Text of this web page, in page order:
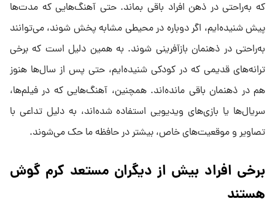
که به‌راحتی در ذهن افراد باقی بماند. حتی آهنگ‌هایی که مدت‌ها
پیش شنیده‌ایم، اگر دوباره در محیطی مشابه پخش شوند، می‌توانند
به‌راحتی در ذهنمان بازآفرینی شوند. به همین دلیل است که برخی
ترانه‌های قدیمی که در کودکی شنیده‌ایم، حتی پس از سال‌ها هنوز
هم در ذهنمان باقی مانده‌اند. همچنین، آهنگ‌هایی که در فیلم‌ها،
سریال‌ها یا بازی‌های ویدیویی استفاده شده‌اند، به دلیل تداعی با
تصاویر و موقعیت‌های خاص، بیشتر در حافظه ما حک می‌شوند.
برخی افراد بیش از دیگران مستعد کرم گوش
هستند